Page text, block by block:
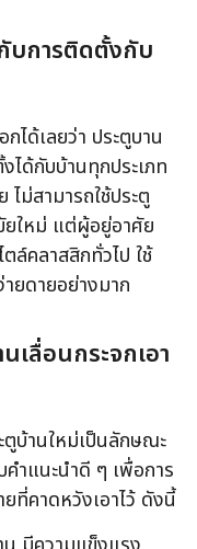
บการติดตั้งกับ
ได้เลยว่า ประตูบาน
ได้กับบ้านทุกประเภท
ม่สามารถใช้ประตู
ยใหม่ แต่ผู้อยู่อาศัย
ล์คลาสสิกทั่วไป ใช้
ยดายอย่างมาก
เลื่อนกระจกเอา
ตูบ้านใหม่เป็นลักษณะ
คำแนะนำดี ๆ เพื่อการ
ที่คาดหวังเอาไว้ ดังนี้